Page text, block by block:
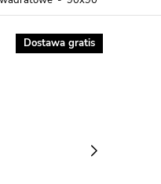
Dostawa gratis